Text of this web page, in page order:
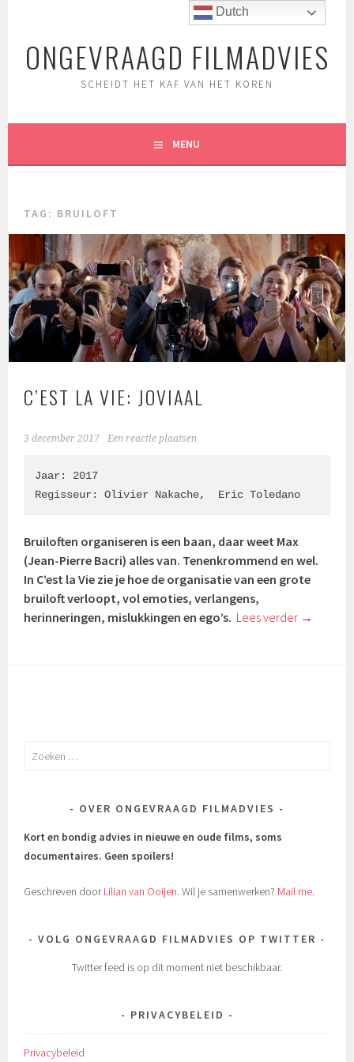
inhoudONGEVRAAGD FILMADVIES
SCHEIDT HET KAF VAN HET KOREN
MENU
TAG: BRUILOFT
C’EST LA VIE: JOVIAAL
3 december 2017 Een reactie plaatsen
Jaar: 2017
Regisseur: Olivier Nakache, Eric Toledano
Bruiloften organiseren is een baan, daar weet Max
(Jean-Pierre Bacri) alles van. Tenenkrommend en wel.
In C’est la Vie zie je hoe de organisatie van een grote
bruiloft verloopt, vol emoties, verlangens,
herinneringen, mislukkingen en ego’s. Lees verder →
Zoeken
OVER ONGEVRAAGD FILMADVIES
Kort en bondig advies in nieuwe en oude films, soms
documentaires. Geen spoilers!
Geschreven doorLilian van Ooijen. Wil je samenwerken? Mail me.
VOLG ONGEVRAAGD FILMADVIES OP TWITTER
Twitter feed is op dit moment niet beschikbaar.
PRIVACYBELEID
Privacybeleid
Dutch